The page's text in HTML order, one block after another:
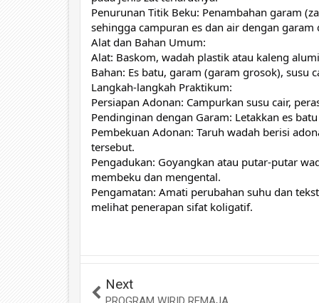
Penurunan Titik Beku: Penambahan garam
sehingga campuran es dan air dengan
Alat dan Bahan Umum:
Alat: Baskom, wadah plastik atau kaleng
Bahan: Es batu, garam (garam grosok), susu
Langkah-langkah Praktikum:
Persiapan Adonan: Campurkan susu cair,
Pendinginan dengan Garam: Letakkan es
Pembekuan Adonan: Taruh wadah berisi
tersebut.
Pengadukan: Goyangkan atau putar-putar
membeku dan mengental.
Pengamatan: Amati perubahan suhu dan
melihat penerapan sifat koligatif.
Next